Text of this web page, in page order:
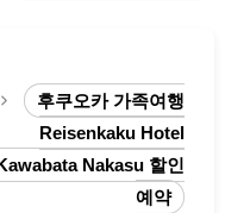
후쿠오카 가족여행
Reisenkaku Hotel
Nakasu 할인
예약